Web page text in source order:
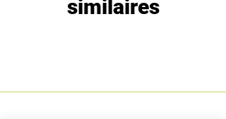
similaires